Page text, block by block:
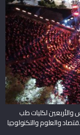
والأربعين لكليات طب
والعلوم والتكنولوجيا